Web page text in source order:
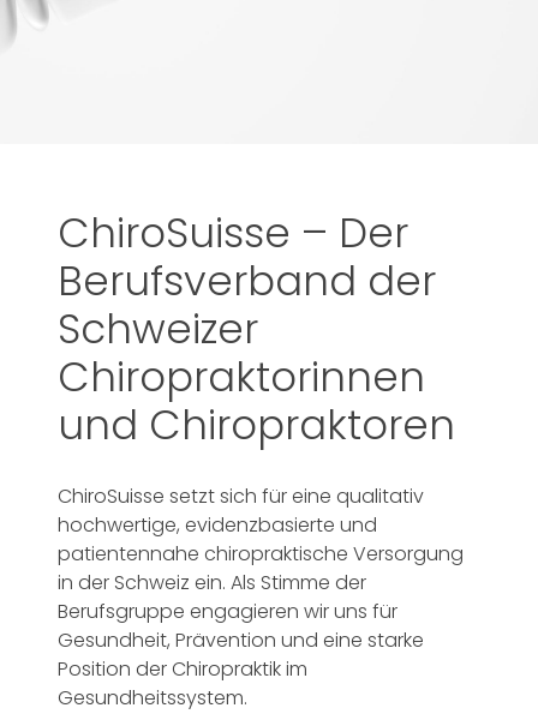
ChiroSuisse – Der
Berufsverband der
Schweizer
Chiropraktorinnen
und Chiropraktoren
ChiroSuisse setzt sich für eine qualitativ
hochwertige, evidenzbasierte und
patientennahe chiropraktische Versorgung
in der Schweiz ein. Als Stimme der
Berufsgruppe engagieren wir uns für
Gesundheit, Prävention und eine starke
Position der Chiropraktik im
Gesundheitssystem.